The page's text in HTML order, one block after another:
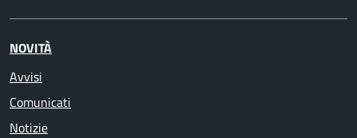
NOVITÀ
Avvisi
Comunicati
Notizie